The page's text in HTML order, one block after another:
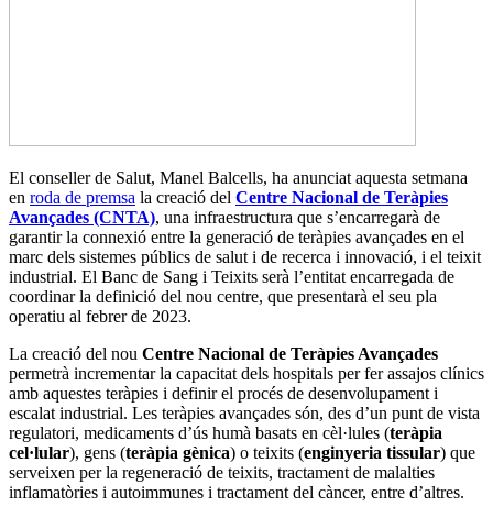
El conseller de Salut, Manel Balcells, ha anunciat aquesta setmana
en roda de premsa la creació del Centre Nacional de Teràpies
Avançades (CNTA), una infraestructura que s’encarregarà de
garantir la connexió entre la generació de teràpies avançades en el
marc dels sistemes públics de salut i de recerca i innovació, i el teixit
industrial. El Banc de Sang i Teixits serà l’entitat encarregada de
coordinar la definició del nou centre, que presentarà el seu pla
operatiu al febrer de 2023.
La creació del nou Centre Nacional de Teràpies Avançades
permetrà incrementar la capacitat dels hospitals per fer assajos clínics
amb aquestes teràpies i definir el procés de desenvolupament i
escalat industrial. Les teràpies avançades són, des d’un punt de vista
regulatori, medicaments d’ús humà basats en cèl·lules (teràpia
cel·lular), gens (teràpia gènica) o teixits (enginyeria tissular) que
serveixen per la regeneració de teixits, tractament de malalties
inflamatòries i autoimmunes i tractament del càncer, entre d’altres.